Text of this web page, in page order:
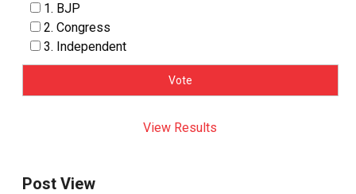
1. BJP
2. Congress
3. Independent
View Results
Post View